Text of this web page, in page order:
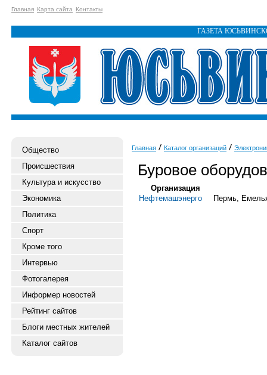
Главная Карта сайта Контакты
ГАЗЕТА
Общество
Происшествия
Культура и искусство
Экономика
Политика
Спорт
Кроме того
Интервью
Фотогалерея
Информер новостей
Рейтинг сайтов
Блоги местных жителей
Каталог сайтов
Главная Каталог организаций
Буровое
Организация
Нефтемашэнерго
Пермь,